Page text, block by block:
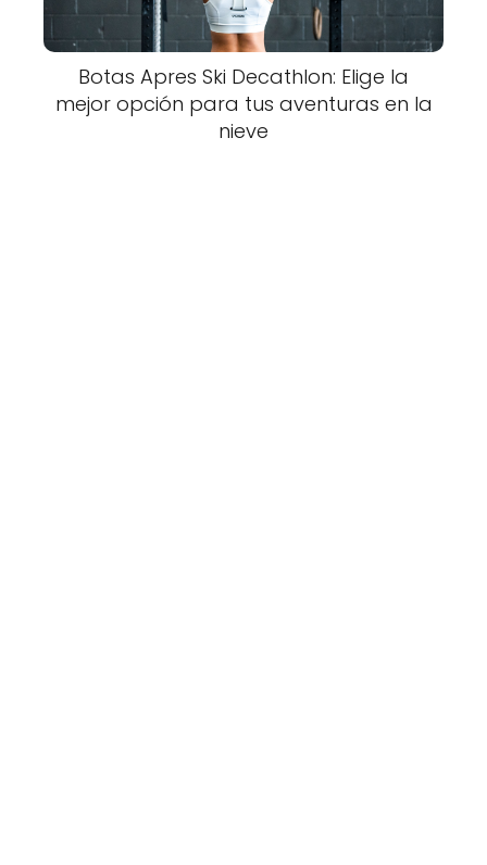
Botas Apres Ski Decathlon: Elige la
mejor opción para tus aventuras en la
nieve